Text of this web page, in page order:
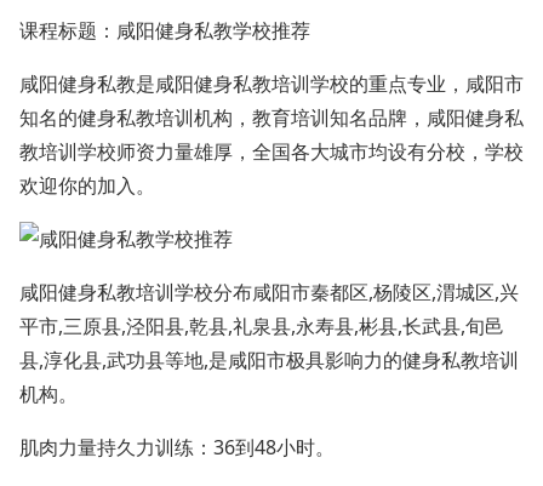
课程标题：咸阳健身私教学校推荐
咸阳健身私教是咸阳健身私教培训学校的重点专业，咸阳市
知名的健身私教培训机构，教育培训知名品牌，咸阳健身私
教培训学校师资力量雄厚，全国各大城市均设有分校，学校
欢迎你的加入。
咸阳健身私教培训学校分布咸阳市秦都区,杨陵区,渭城区,兴
平市,三原县,泾阳县,乾县,礼泉县,永寿县,彬县,长武县,旬邑
县,淳化县,武功县等地,是咸阳市极具影响力的健身私教培训
机构。
肌肉力量持久力训练：36到48小时。